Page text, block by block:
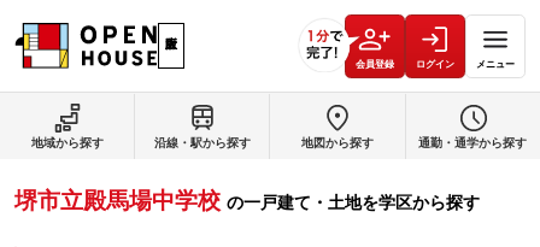
会員登録 ログイン メニュー
地域から探す 沿線・駅から探す 地図から探す 通勤・通学から探す
堺市立殿馬場中学校 の一戸建て・土地を学区から探す